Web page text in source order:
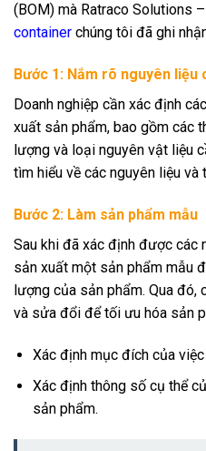
(BOM) mà Ratraco Solutions
container chúng tôi đã ghi
Bước 1: Nắm rõ nguyên
Doanh nghiệp cần xác định
xuất sản phẩm, bao gồm các
lượng và loại nguyên vật liệu
tìm hiểu về các nguyên liệu và
Bước 2: Làm sản phẩm mẫu
Sau khi đã xác định được các
sản xuất một sản phẩm mẫu
lượng của sản phẩm. Qua đó,
và sửa đổi để tối ưu hóa sản
Xác định mục đích của
Xác định thông số cụ thể
sản phẩm.